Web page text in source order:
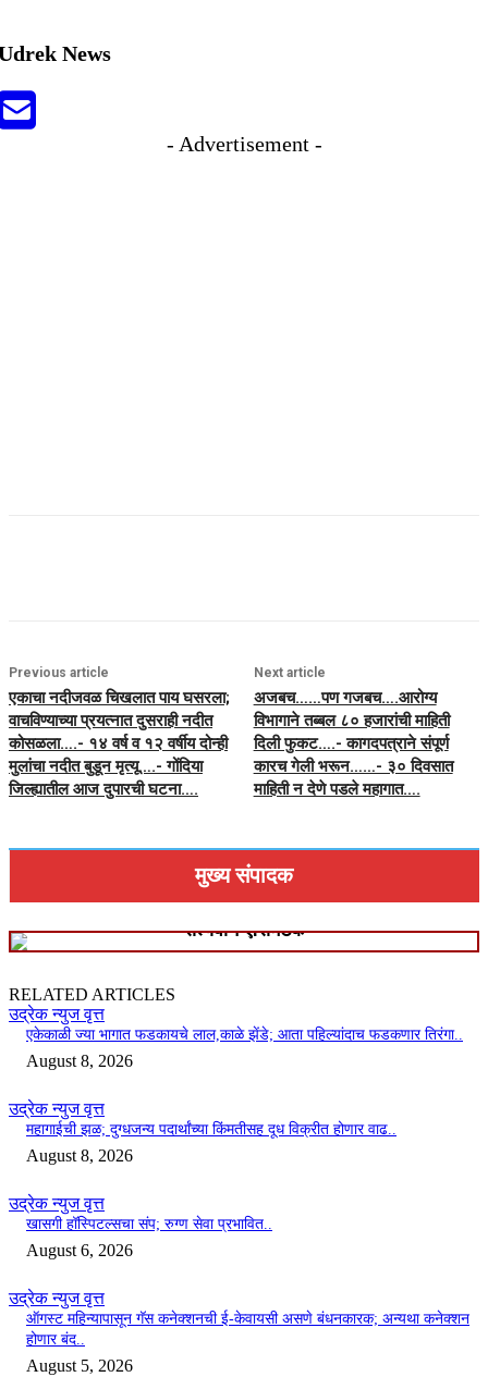
News
- Advertisement -
Previous article
एकाचा नदीजवळ चिखलात पाय घसरला;
वाचविण्याच्या प्रयत्नात दुसराही नदीत
कोसळला….- १४ वर्ष व १२ वर्षीय दोन्ही
मुलांचा नदीत बुडून मृत्यू….- गोंदिया
जिल्ह्यातील आज दुपारची घटना….
Next article
अजबच……पण गजबच….आरोग्य
विभागाने तब्बल ८० हजारांची माहिती
दिली फुकट….- कागदपत्राने संपूर्ण
कारच गेली भरून……- ३० दिवसात
माहिती न देणे पडले महागात….
मुख्य संपादक
सत्यवान ए.रामटेके
RELATED ARTICLES
उद्रेक न्युज वृत्त
एकेकाळी ज्या भागात फडकायचे लाल,काळे झेंडे; आता पहिल्यांदाच फडकणार तिरंगा..
August 8, 2026
उद्रेक न्युज वृत्त
महागाईची झळ; दुग्धजन्य पदार्थांच्या किंमतीसह दूध विक्रीत होणार वाढ..
August 8, 2026
उद्रेक न्युज वृत्त
खासगी हॉस्पिटल्सचा संप; रुग्ण सेवा प्रभावित..
August 6, 2026
उद्रेक न्युज वृत्त
ऑगस्ट महिन्यापासून गॅस कनेक्शनची ई-केवायसी असणे बंधनकारक; अन्यथा कनेक्शन
होणार बंद..
August 5, 2026